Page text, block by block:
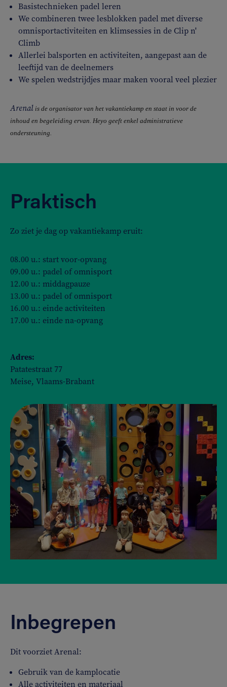
Basistechnieken padel leren
We combineren twee lesblokken padel met diverse
omnisportactiviteiten en klimsessies in de Clip n'
Climb
Allerlei balsporten en activiteiten, aangepast aan de
leeftijd van de deelnemers
We spelen wedstrijdjes maar maken vooral veel plezier
Arenal is de organisator van het vakantiekamp en staat in voor de
inhoud en begeleiding ervan. Heyo geeft enkel administratieve
ondersteuning.
Praktisch
Zo ziet je dag op vakantiekamp eruit:
08.00 u.: start voor-opvang
09.00 u.: padel of omnisport
12.00 u.: middagpauze
13.00 u.: padel of omnisport
16.00 u.: einde activiteiten
17.00 u.: einde na-opvang
Adres:
Patatestraat 77
Meise, Vlaams-Brabant
Inbegrepen
Dit voorziet Arenal:
Gebruik van de kamplocatie
Alle activiteiten en materiaal